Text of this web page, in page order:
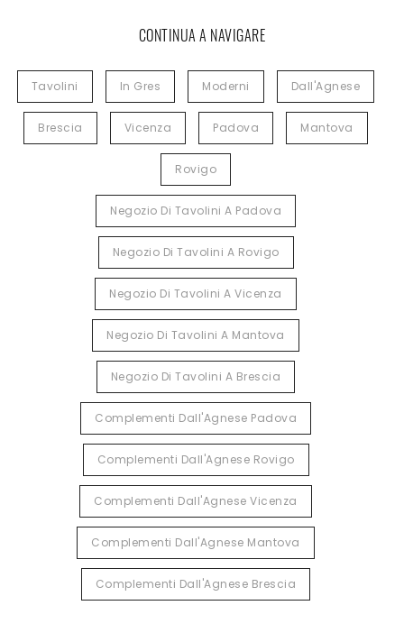
CONTINUA A NAVIGARE
Tavolini In Gres Moderni Dall'Agnese
Brescia Vicenza Padova Mantova
Rovigo
Negozio Di Tavolini A Padova
Negozio Di Tavolini A Rovigo
Negozio Di Tavolini A Vicenza
Negozio Di Tavolini A Mantova
Negozio Di Tavolini A Brescia
Complementi Dall'Agnese Padova
Complementi Dall'Agnese Rovigo
Complementi Dall'Agnese Vicenza
Complementi Dall'Agnese Mantova
Complementi Dall'Agnese Brescia